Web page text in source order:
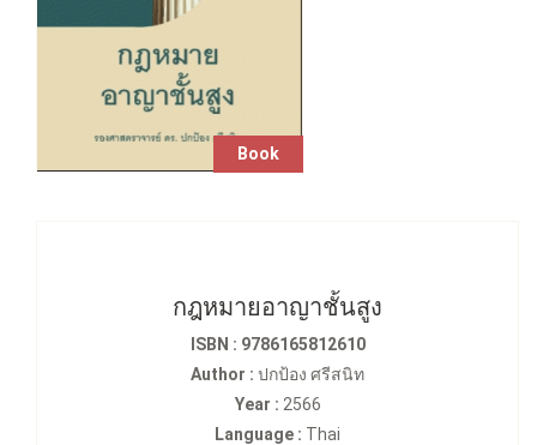
Book
กฎหมายอาญาชั้นสูง
ISBN : 9786165812610
Author : ปกป้อง ศรีสนิท
Year : 2566
Language : Thai